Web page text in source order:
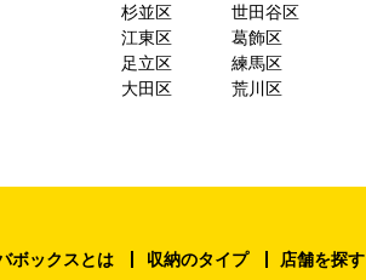
杉並区
世田谷区
江東区
葛飾区
足立区
練馬区
大田区
荒川区
ボックスとは 収納のタイプ 店舗を探す